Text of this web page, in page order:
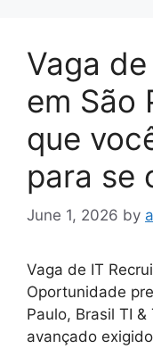
Vaga
em São
que
para se
June 1, 2026 by
Vaga de IT
Oportunidade
Paulo, Brasil TI
avançado